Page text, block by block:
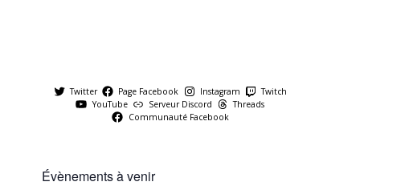
Twitter Page Facebook Instagram
Twitch
YouTube
Serveur Discord
Threads
Communauté Facebook
Évènements à venir